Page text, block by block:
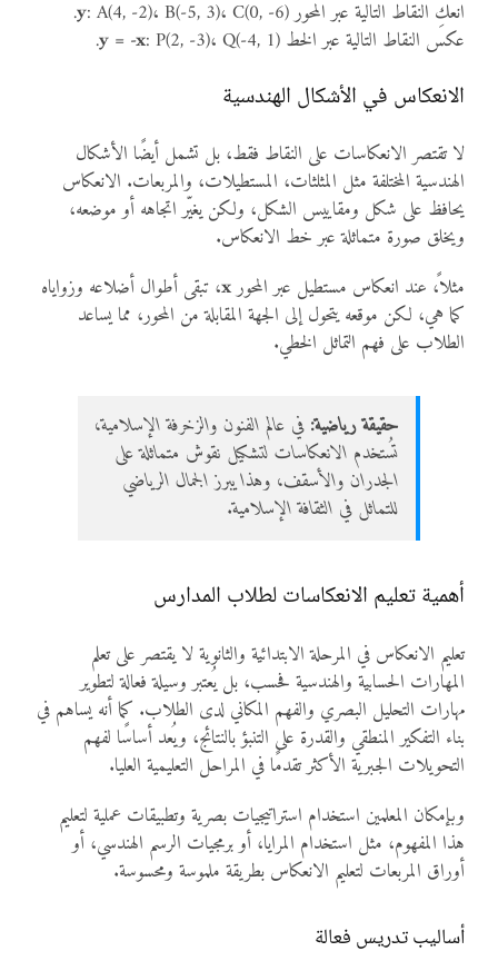
انعكِ النقاط التالية عبر المحور y: A(4, -2)، B(-5, 3)، C(0, -6).
عكس النقاط التالية عبر الخط
y = -x: P(2, -3)، Q(-4, 1).
الانعكاس في الأشكال الهندسية
لا تقتصر الانعكاسات على النقاط فقط، بل تشمل أيضًا الأشكال
الهندسية المختلفة مثل المثلثات، المستطيلات، والمربعات. الانعكاس
يحافظ على شكل ومقاييس الشكل، ولكن يغيّر اتجاهه أو موضعه،
ويخلق صورة متماثلة عبر خط الانعكاس.
مثلاً، عند انعكاس مستطيل عبر المحورx، تبقى أطوال أضلاعه وزواياه
كما هي، لكن موقعه يتحول إلى الجهة المقابلة من المحور، مما يساعد
الطلاب على فهم التماثل الخطي.
حقيقة رياضية: في عالم الفنون والزخرفة الإسلامية،
تُستخدم الانعكاسات لتشكيل نقوش متماثلة على
الجدران والأسقف، وهذا يبرز الجمال الرياضي
للتماثل في الثقافة الإسلامية.
أهمية تعليم الانعكاسات لطلاب المدارس
تعليم الانعكاس في المرحلة الابتدائية والثانوية لا يقتصر على تعلم
المهارات الحسابية والهندسية فحسب، بل يُعتبر وسيلة فعالة لتطوير
مهارات التحليل البصري والفهم المكاني لدى الطلاب. كما أنه يساهم في
بناء التفكير المنطقي والقدرة على التنبؤ بالنتائج، ويُعد أساسًا لفهم
التحويلات الجبرية الأكثر تقدمًا في المراحل التعليمية العليا.
وبإمكان المعلمين استخدام استراتيجيات بصرية وتطبيقات عملية لتعليم
هذا المفهوم، مثل استخدام المرايا، أو برمجيات الرسم الهندسي، أو
أوراق المربعات لتعليم الانعكاس بطريقة ملموسة ومحسوسة.
أساليب تدريس فعالة